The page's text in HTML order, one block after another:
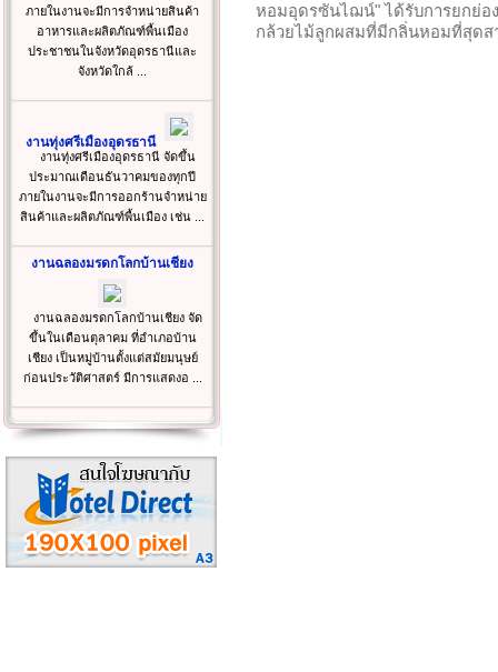
ภายในงานจะมีการจำหน่ายสินค้า
อาหารและผลิตภัณฑ์พื้นเมือง
ประชาชนในจังหวัดอุดรธานีและ
จังหวัดใกล้ ...
งานทุ่งศรีเมืองอุดรธานี
งานทุ่งศรีเมืองอุดรธานี จัดขึ้น
ประมาณเดือนธันวาคมของทุกปี
ภายในงานจะมีการออกร้านจำหน่าย
สินค้าและผลิตภัณฑ์พื้นเมือง เช่น ...
งานฉลองมรดกโลกบ้านเชียง
งานฉลองมรดกโลกบ้านเชียง จัด
ขึ้นในเดือนตุลาคม ที่อำเภอบ้าน
เชียง เป็นหมู่บ้านตั้งแต่สมัยมนุษย์
ก่อนประวัติศาสตร์ มีการแสดงอ ...
หอมอุดรซันไฌน์" ได้รับการยกย่อ
กล้วยไม้ลูกผสมที่มีกลิ่นหอมที่สุดส